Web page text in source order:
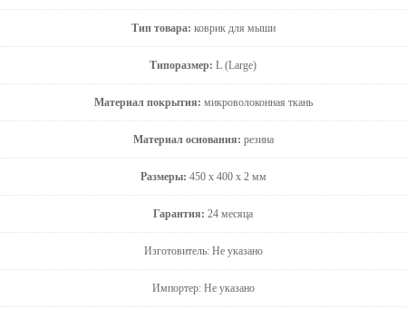
Тип товара: коврик для мыши
Типоразмер: L (Large)
Материал покрытия: микроволоконная ткань
Материал основания: резина
Размеры: 450 x 400 x 2 мм
Гарантия: 24 месяцa
Изготовитель: Не указано
Импортер: Не указано